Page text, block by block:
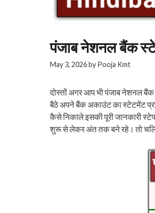
पंजाब नेशनल बैंक
May 3, 2026 by Pooja Kmt
दोस्तों अगर आप भी पंजाब नेशनल
बैठे अपने बैंक अकाउंट का स्टेटमेंट
कैसे निकाले इसकी पूरी जानकारी
शुरू से लेकर अंत तक बने रहे। तो